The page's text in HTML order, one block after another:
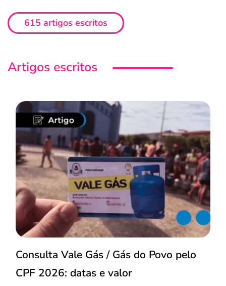
615 artigos escritos
Artigos escritos
Consulta Vale Gás / Gás do Povo pelo
CPF 2026: datas e valor